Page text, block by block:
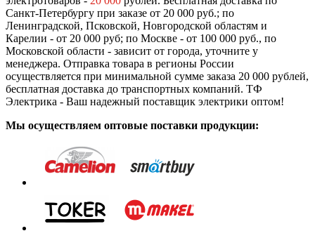
Санкт-Петербургу при заказе от 20 000 руб.; по
Ленинградской, Псковской, Новгородской областям и
Карелии - от 20 000 руб; по Москве - от 100 000 руб., по
Московской области - зависит от города, уточните у
менеджера. Отправка товара в регионы России
осуществляется при минимальной сумме заказа 20 000 рублей,
бесплатная доставка до транспортных компаний. ТФ
Электрика - Ваш надежный поставщик электрики оптом!
Мы осуществляем оптовые поставки продукции: